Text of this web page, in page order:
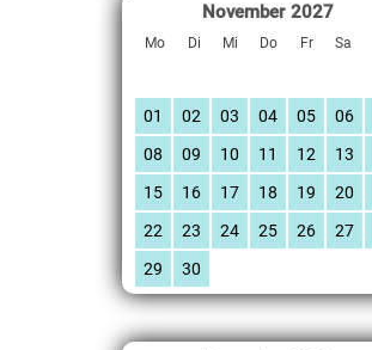
November 2027
Mo Di Mi Do Fr Sa
01 02 03 04 05 06
08
09 10 11 12 13
15
16 17 18 19 20
22
23 24 25 26 27
29
30